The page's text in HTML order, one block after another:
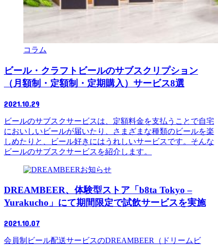
コラム
ビール・クラフトビールのサブスクリプション
（月額制・定額制・定期購入）サービス8選
2021.10.29
ビールのサブスクサービスは、定額料金を支払うことで自宅
においしいビールが届いたり、さまざまな種類のビールを楽
しめたりと、ビール好きにはうれしいサービスです。そんな
ビールのサブスクサービスを紹介します。
お知らせ
DREAMBEER、体験型ストア「b8ta Tokyo –
Yurakucho」にて期間限定で試飲サービスを実施
2021.10.07
会員制ビール配送サービスのDREAMBEER（ドリームビ